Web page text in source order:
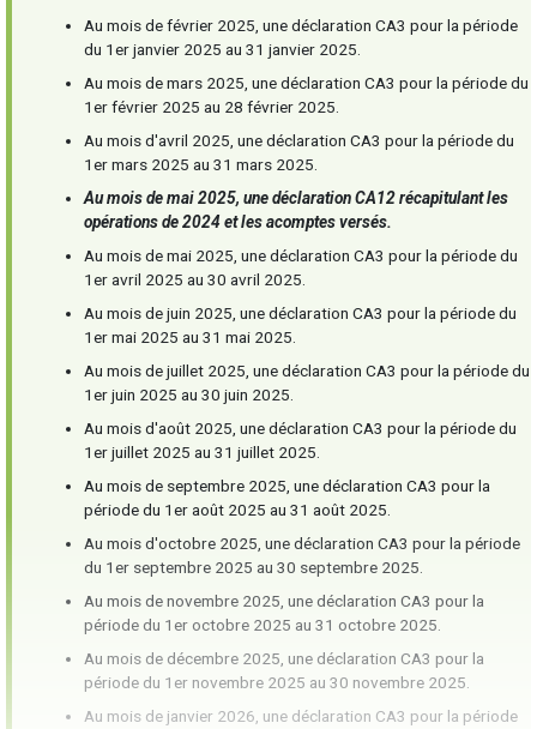
Au mois de février 2025, une déclaration CA3 pour la période
du 1er janvier 2025 au 31 janvier 2025.
Au mois de mars 2025, une déclaration CA3 pour la période du
1er février 2025 au 28 février 2025.
Au mois d'avril 2025, une déclaration CA3 pour la période du
1er mars 2025 au 31 mars 2025.
Au mois de mai 2025, une déclaration CA12 récapitulant les
opérations de 2024 et les acomptes versés.
Au mois de mai 2025, une déclaration CA3 pour la période du
1er avril 2025 au 30 avril 2025.
Au mois de juin 2025, une déclaration CA3 pour la période du
1er mai 2025 au 31 mai 2025.
Au mois de juillet 2025, une déclaration CA3 pour la période du
1er juin 2025 au 30 juin 2025.
Au mois d'août 2025, une déclaration CA3 pour la période du
1er juillet 2025 au 31 juillet 2025.
Au mois de septembre 2025, une déclaration CA3 pour la
période du 1er août 2025 au 31 août 2025.
Au mois d'octobre 2025, une déclaration CA3 pour la période
du 1er septembre 2025 au 30 septembre 2025.
Au mois de novembre 2025, une déclaration CA3 pour la
période du 1er octobre 2025 au 31 octobre 2025.
Au mois de décembre 2025, une déclaration CA3 pour la
période du 1er novembre 2025 au 30 novembre 2025.
Au mois de janvier 2026, une déclaration CA3 pour la période